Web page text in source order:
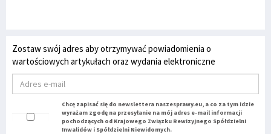
Zostaw swój adres aby otrzymywać powiadomienia o
wartościowych artykułach oraz wydania elektroniczne
Chcę zapisać się do newslettera naszesprawy.eu, a co za tym idzie
wyrażam zgodę na przesyłanie na mój adres e-mail informacji
pochodzących od Krajowego Związku Rewizyjnego Spółdzielni
Inwalidów i Spółdzielni Niewidomych.